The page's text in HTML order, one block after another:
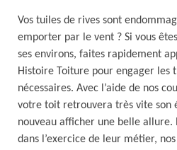
Vos tuiles de rives sont
emporter par le vent ? Si vous
ses environs, faites rapidement
Histoire Toiture pour engager les
nécessaires. Avec l’aide de nos
votre toit retrouvera très vite son
nouveau afficher une belle allure.
dans l’exercice de leur métier,